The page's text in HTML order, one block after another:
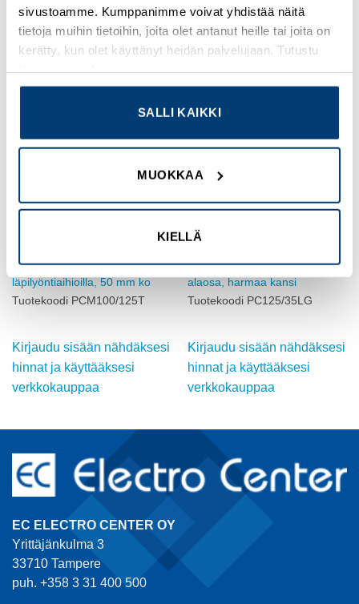
sivustoamme. Kumppanimme voivat yhdistää näitä
tietoja muihin tietoihin, joita olet antanut heille tai joita on
kerätty, kun olet käyttänyt heidän palvelujaan. Tutustu
SALLI KAIKKI
MUOKKAA
KIELLÄ
TUTUSTU MYÖS
Kotelo PC metrisillä
läpilyöntiaihioilla, 50 mm ko
Tuotekoodi PCM100/125T
Kirjaudu sisään nähdäksesi
hinnat ja käyttääksesi
verkkokauppaa
Kotelo PC, 25 mm korkea
alaosa, harmaa kansi
Tuotekoodi PC125/35LG
Kirjaudu sisään nähdäksesi
hinnat ja käyttääksesi
verkkokauppaa
EC ELECTRO CENTER OY
Yrittäjänkulma 3
33710 Tampere
puh. +358 3 31 400 500